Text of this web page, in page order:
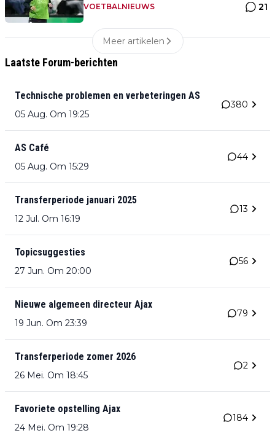
club'
VOETBALNIEUWS 21
Meer artikelen
Laatste Forum-berichten
Technische problemen en verbeteringen AS
05 Aug. Om 19:25
380
AS Café
05 Aug. Om 15:29
44
Transferperiode januari 2025
12 Jul. Om 16:19
13
Topicsuggesties
27 Jun. Om 20:00
56
Nieuwe algemeen directeur Ajax
19 Jun. Om 23:39
79
Transferperiode zomer 2026
26 Mei. Om 18:45
2
Favoriete opstelling Ajax
24 Mei. Om 19:28
184